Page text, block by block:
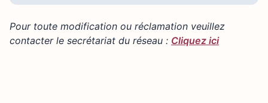
Pour toute modification ou réclamation veuillez
contacter le secrétariat du réseau : Cliquez ici